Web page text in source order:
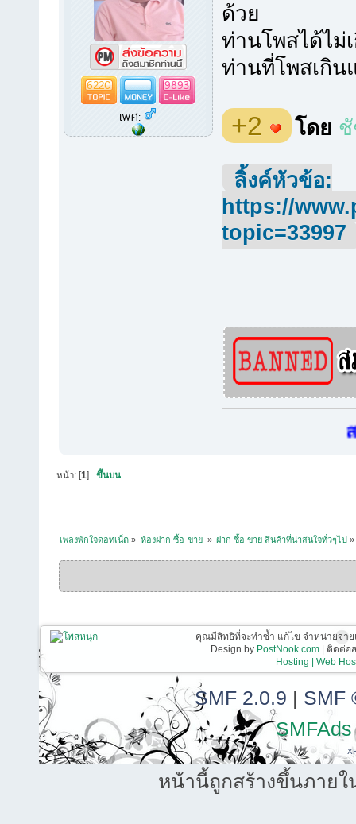
6220
9893
เพศ:
ด้วย
ท่านโพสได้ไม่
ท่านที่โพสเกิ
+2 โดย
ลิ้งค์หัวข้อ:
https://
topic=33997
สม
หน้า: [1]ขึ้นบน
เพลงพักใจดอทเน็ต » ห้องฝาก ซื้อ-ขาย » ฝาก ซื้อ ขาย สินค้าที่น่าสนใจทั่วๆไป »
คุณมีสิทธิที่จะทำซ้ำ แก้ไข จำหน่ายจ่า
Design by PostNook.com| ติดต่อส
Hosting | Web
SMF 2.0.9 | SMF
SMFAds
หน้านี้ถูกสร้างขึ้นภายใ